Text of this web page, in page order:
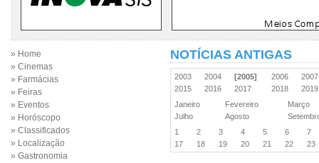
» Home
» Cinemas
» Farmácias
» Feiras
» Eventos
» Horóscopo
» Classificados
» Localização
» Gastronomia
NOTÍCIAS ANTIGAS
2003 2004 [2005] 2006
2015
2016 2017 2018
Janeiro
Fevereiro
Março
Julho
Agosto
1
2 3 4 5 6
7
17
18 19 20 21 22 23